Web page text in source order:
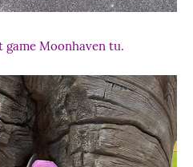
game Moonhaven tu.